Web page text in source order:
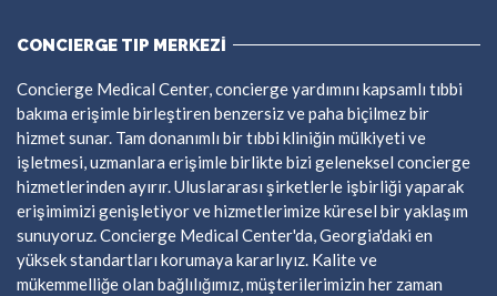
CONCIERGE TIP MERKEZİ
Concierge Medical Center, concierge yardımını kapsamlı tıbbi
bakıma erişimle birleştiren benzersiz ve paha biçilmez bir
hizmet sunar. Tam donanımlı bir tıbbi kliniğin mülkiyeti ve
işletmesi, uzmanlara erişimle birlikte bizi geleneksel concierge
hizmetlerinden ayırır. Uluslararası şirketlerle işbirliği yaparak
erişimimizi genişletiyor ve hizmetlerimize küresel bir yaklaşım
sunuyoruz. Concierge Medical Center'da, Georgia'daki en
yüksek standartları korumaya kararlıyız. Kalite ve
mükemmelliğe olan bağlılığımız, müşterilerimizin her zaman